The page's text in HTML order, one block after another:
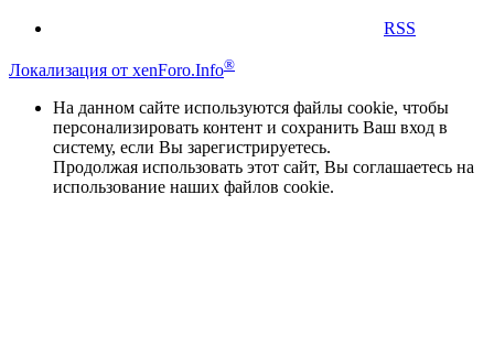
RSS
Локализация от xenForo.Info®
На данном сайте используются файлы cookie, чтобы
персонализировать контент и сохранить Ваш вход в
систему, если Вы зарегистрируетесь.
Продолжая использовать этот сайт, Вы соглашаетесь на
использование наших файлов cookie.